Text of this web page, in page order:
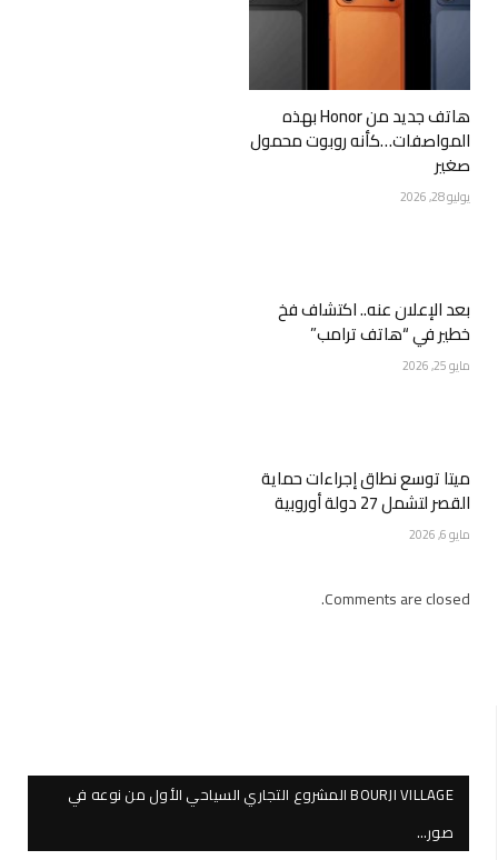
هاتف جديد من Honor بهذه
المواصفات…كأنه روبوت محمول
صغير
يوليو 28, 2026
بعد الإعلان عنه.. اكتشاف فخ
خطير في “هاتف ترامب”
مايو 25, 2026
ميتا توسع نطاق إجراءات حماية
القصر لتشمل 27 دولة أوروبية
مايو 6, 2026
Comments are closed.
BOURJI VILLAGE المشروع التجاري السياحي الأول من نوعه في
صور…